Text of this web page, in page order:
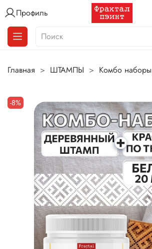
Профиль
Главная ШТАМПЫ Комбо наборы
-8%